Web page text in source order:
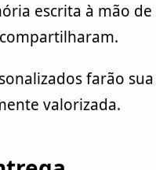
escrita à mão de
farão sua
valorizada.